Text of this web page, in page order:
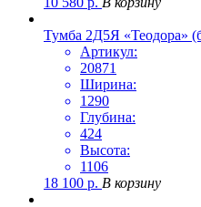
Тумба 2Д5Я «Теодора»
Артикул:
20871
Ширина:
1290
Глубина:
424
Высота:
1106
18 100 р. В корзину